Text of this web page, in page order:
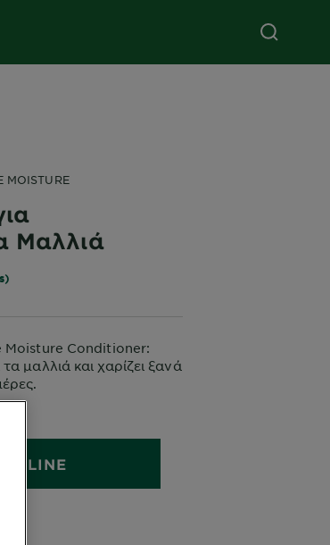
MOISTURE
Μαλλιά
Moisture Conditioner:
μαλλιά και χαρίζει ξανά